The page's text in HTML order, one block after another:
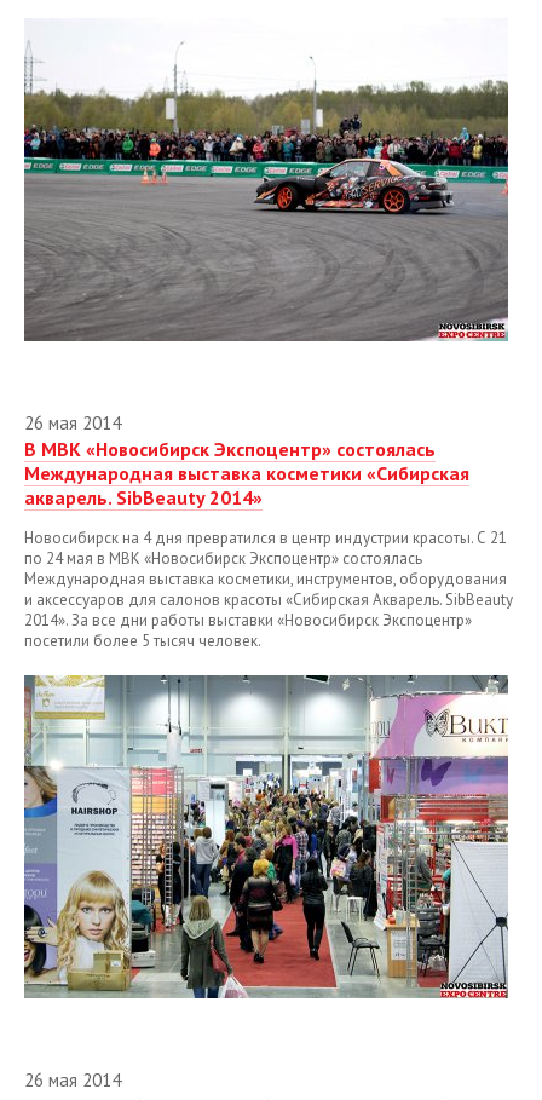
26 мая 2014
В МВК «Новосибирск Экспоцентр» состоялась
Международная выставка косметики «Сибирская
акварель. SibBeauty 2014»
Новосибирск на 4 дня превратился в центр индустрии красоты. С 21
по 24 мая в МВК «Новосибирск Экспоцентр» состоялась
Международная выставка косметики, инструментов, оборудования
и аксессуаров для салонов красоты «Сибирская Акварель. SibBeauty
2014». За все дни работы выставки «Новосибирск Экспоцентр»
посетили более 5 тысяч человек.
26 мая 2014